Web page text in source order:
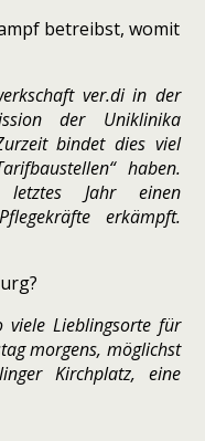
betreibst, womit
ver.di in der
der Uniklinika
bin­det dies viel
haben.
Jahr einen
erkämpft.
viele Lieblingsorte für
mor­gens, mög­lichst
Kirchplatz, eine